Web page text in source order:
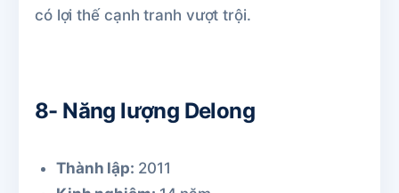
có lợi thế cạnh tranh vượt trội.
8- Năng lượng Delong
Thành lập: 2011